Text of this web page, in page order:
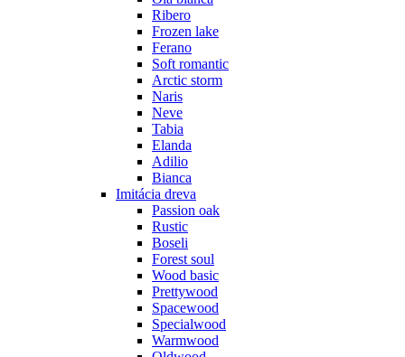
Ribero
Frozen lake
Ferano
Soft romantic
Arctic storm
Naris
Neve
Tabia
Elanda
Adilio
Bianca
Imitácia dreva
Passion oak
Rustic
Boseli
Forest soul
Wood basic
Prettywood
Spacewood
Specialwood
Warmwood